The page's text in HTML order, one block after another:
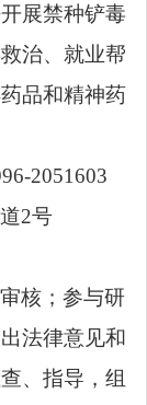
展禁种铲毒
治、就业帮
品和精神药
2051603
2号
核；参与研
法律意见和
、指导，组